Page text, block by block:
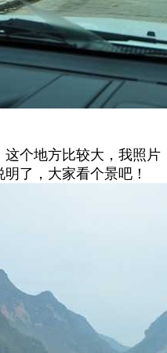
个地方比较大，我照片
了，大家看个景吧！